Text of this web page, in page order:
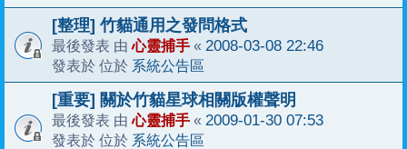
[整理] 竹貓通用之發問格式
最後發表 由心靈捕手 « 2008-03-08 22:46
發表於 位於 系統公告區
[重要] 關於竹貓星球相關版權聲明
最後發表 由心靈捕手 « 2009-01-30 07:53
發表於 位於 系統公告區